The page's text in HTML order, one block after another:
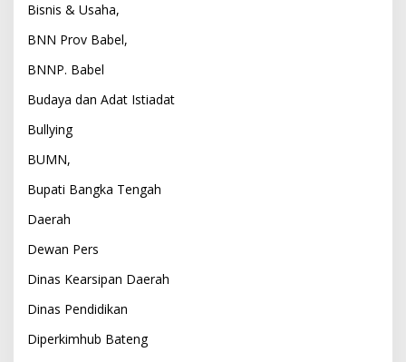
Bisnis & Usaha,
BNN Prov Babel,
BNNP. Babel
Budaya dan Adat Istiadat
Bullying
BUMN,
Bupati Bangka Tengah
Daerah
Dewan Pers
Dinas Kearsipan Daerah
Dinas Pendidikan
Diperkimhub Bateng